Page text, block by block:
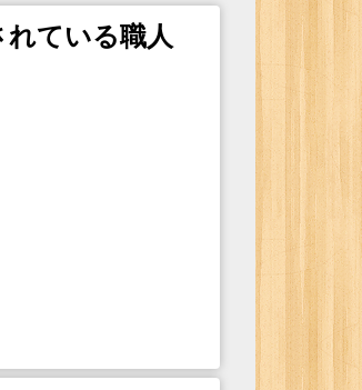
ている職人